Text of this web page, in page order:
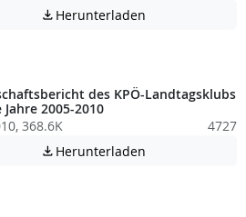
 Herunterladen
des KPÖ-Landtagsklubs
2005-2010
368.6K
4727
 Herunterladen